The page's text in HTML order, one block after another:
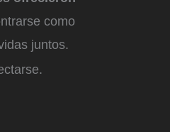
como
juntos.